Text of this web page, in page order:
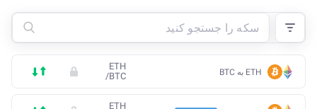
ETH به BTC
ETH
/BTC
ETH